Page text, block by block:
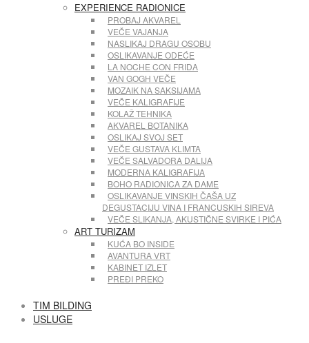
EXPERIENCE RADIONICE
PROBAJ AKVAREL
VEČE VAJANJA
NASLIKAJ DRAGU OSOBU
OSLIKAVANJE ODEĆE
LA NOCHE CON FRIDA
VAN GOGH VEČE
MOZAIK NA SAKSIJAMA
VEČE KALIGRAFIJE
KOLAŽ TEHNIKA
AKVAREL BOTANIKA
OSLIKAJ SVOJ SET
VEČE GUSTAVA KLIMTA
VEČE SALVADORA DALIJA
MODERNA KALIGRAFIJA
BOHO RADIONICA ZA DAME
OSLIKAVANJE VINSKIH ČAŠA UZ
DEGUSTACIJU VINA I FRANCUSKIH SIREVA
VEČE SLIKANJA, AKUSTIČNE SVIRKE I PIĆA
ART TURIZAM
KUĆA BO INSIDE
AVANTURA VRT
KABINET IZLET
PREĐI PREKO
TIM BILDING
USLUGE